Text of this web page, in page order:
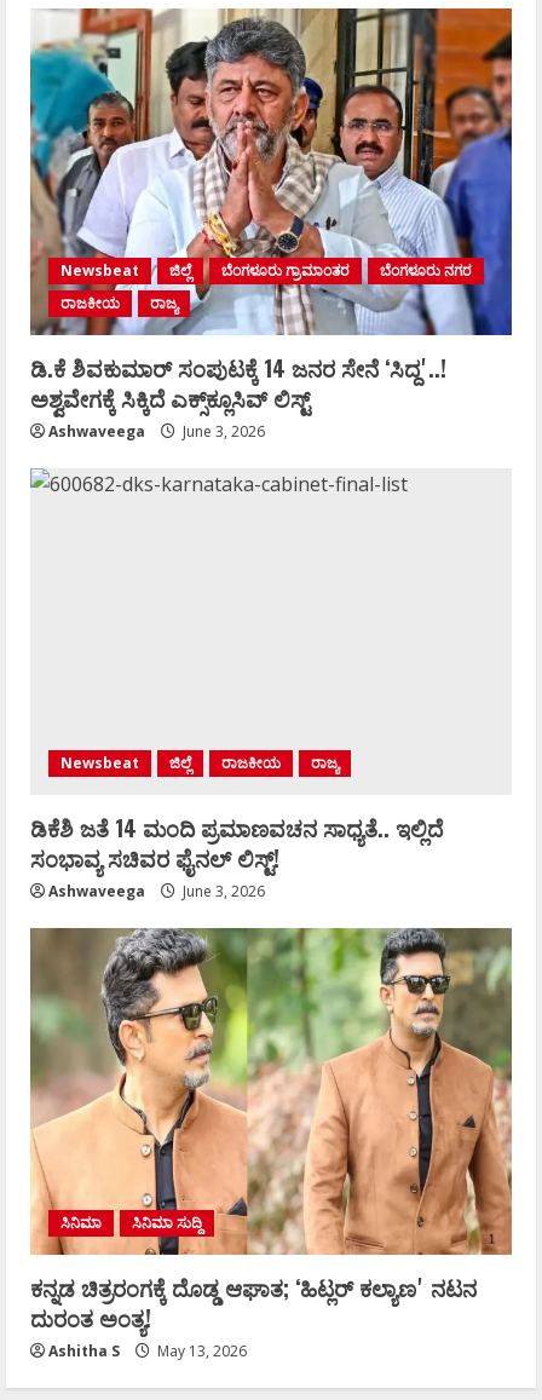
Newsbeat ಜಿಲ್ಲೆ ಬೆಂಗಳೂರು ಗ್ರಾಮಾಂತರ
ಬೆಂಗಳೂರು ನಗರ
ರಾಜಕೀಯ
ರಾಜ್ಯ
ಡಿ.ಕೆ ಶಿವಕುಮಾರ್‌ ಸಂಪುಟಕ್ಕೆ 14 ಜನರ ಸೇನೆ ʻಸಿದ್ದʼ..!
ಅಶ್ವವೇಗಕ್ಕೆ ಸಿಕ್ಕಿದೆ ಎಕ್ಸ್‌ಕ್ಲೂಸಿವ್‌ ಲಿಸ್ಟ್‌
Ashwaveega June 3, 2026
Newsbeat ಜಿಲ್ಲೆ ರಾಜಕೀಯ ರಾಜ್ಯ
ಡಿಕೆಶಿ ಜತೆ 14 ಮಂದಿ ಪ್ರಮಾಣವಚನ ಸಾಧ್ಯತೆ.. ಇಲ್ಲಿದೆ
ಸಂಭಾವ್ಯ ಸಚಿವರ ಫೈನಲ್ ಲಿಸ್ಟ್‌!
Ashwaveega June 3, 2026
ಸಿನಿಮಾ ಸಿನಿಮಾ ಸುದ್ದಿ
ಕನ್ನಡ ಚಿತ್ರರಂಗಕ್ಕೆ ದೊಡ್ಡ ಆಘಾತ; ʻಹಿಟ್ಲರ್ ಕಲ್ಯಾಣʼ ನಟನ
ದುರಂತ ಅಂತ್ಯ!
Ashitha S May 13, 2026